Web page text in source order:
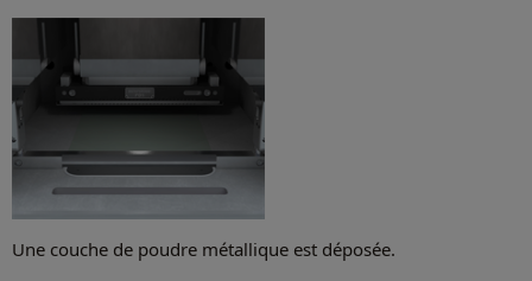
Une couche de poudre métallique est déposée.